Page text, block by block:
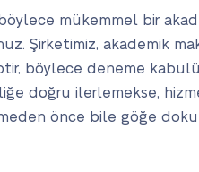
mükemmel bir
Şirketimiz, akademik
böylece deneme
doğru ilerlemekse,
önce bile göğe